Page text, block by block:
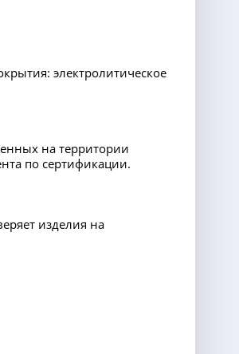
электролитическое
на территории
по сертификации.
изделия на